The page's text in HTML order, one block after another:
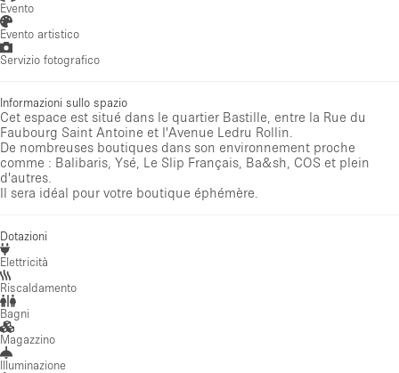
Evento
Evento artistico
Servizio fotografico
Informazioni sullo spazio
Cet espace est situé dans le quartier Bastille, entre la Rue du
Faubourg Saint Antoine et l'Avenue Ledru Rollin.
De nombreuses boutiques dans son environnement proche
comme : Balibaris, Ysé, Le Slip Français, Ba&sh, COS et plein
d'autres.
Il sera idéal pour votre boutique éphémère.
Dotazioni
Elettricità
Riscaldamento
Bagni
Magazzino
Illuminazione